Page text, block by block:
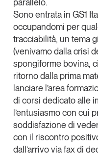
Iscriviti
parallelo.
Sono entrata in GS1
occupandomi per
tracciabilità, un tema
(venivamo dalla crisi
spongiforme bovina,
ritorno dalla prima
lanciare l’area
di corsi dedicato alle
l’entusiasmo con cui
soddisfazione di
con il riscontro
dall’arrivo via fax di